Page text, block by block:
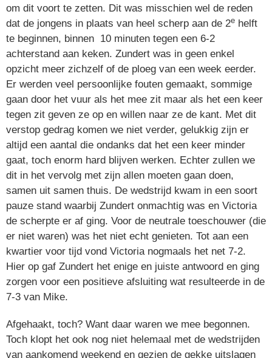
om dit voort te zetten. Dit was misschien wel de reden
dat de jongens in plaats van heel scherp aan de 2e helft
te beginnen, binnen 10 minuten tegen een 6-2
achterstand aan keken. Zundert was in geen enkel
opzicht meer zichzelf of de ploeg van een week eerder.
Er werden veel persoonlijke fouten gemaakt, sommige
gaan door het vuur als het mee zit maar als het een keer
tegen zit geven ze op en willen naar ze de kant. Met dit
verstop gedrag komen we niet verder, gelukkig zijn er
altijd een aantal die ondanks dat het een keer minder
gaat, toch enorm hard blijven werken. Echter zullen we
dit in het vervolg met zijn allen moeten gaan doen,
samen uit samen thuis. De wedstrijd kwam in een soort
pauze stand waarbij Zundert onmachtig was en Victoria
de scherpte er af ging. Voor de neutrale toeschouwer (die
er niet waren) was het niet echt genieten. Tot aan een
kwartier voor tijd vond Victoria nogmaals het net 7-2.
Hier op gaf Zundert het enige en juiste antwoord en ging
zorgen voor een positieve afsluiting wat resulteerde in de
7-3 van Mike.
Afgehaakt, toch? Want daar waren we mee begonnen.
Toch klopt het ook nog niet helemaal met de wedstrijden
van aankomend weekend en gezien de gekke uitslagen